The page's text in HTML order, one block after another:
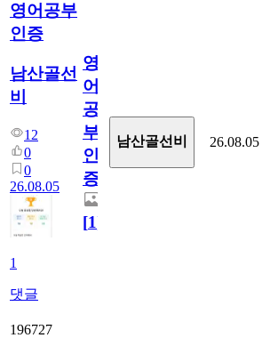
영어공부
인증
남산골선
비
12
0
0
26.08.05
1
댓글
영
어
공
부
인
증
[1]
남산골선비 26.08.05
196727